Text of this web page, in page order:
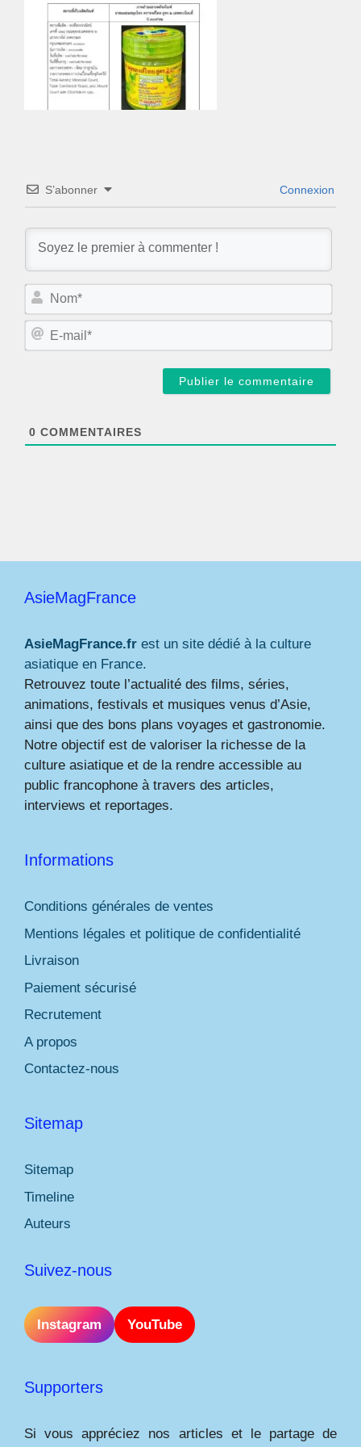
S’abonner Connexion
N
m
E
0 COMMENTAIRES
AsieMagFrance
AsieMagFrance.fr est un site dédié à la culture
asiatique en France.
Retrouvez toute l’actualité des films, séries,
animations, festivals et musiques venus d’Asie,
ainsi que des bons plans voyages et gastronomie.
Notre objectif est de valoriser la richesse de la
culture asiatique et de la rendre accessible au
public francophone à travers des articles,
interviews et reportages.
Informations
Conditions générales de ventes
Mentions légales et politique de confidentialité
Livraison
Paiement sécurisé
Recrutement
A propos
Contactez-nous
Sitemap
Sitemap
Timeline
Auteurs
Suivez-nous
Instagram YouTube
Supporters
Si vous appréciez nos articles et le partage de